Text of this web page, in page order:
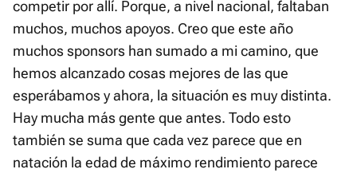
competir por allí. Porque, a nivel nacional, faltaban
muchos, muchos apoyos. Creo que este año
muchos sponsors han sumado a mi camino, que
hemos alcanzado cosas mejores de las que
esperábamos y ahora, la situación es muy distinta.
Hay mucha más gente que antes. Todo esto
también se suma que cada vez parece que en
natación la edad de máximo rendimiento parece